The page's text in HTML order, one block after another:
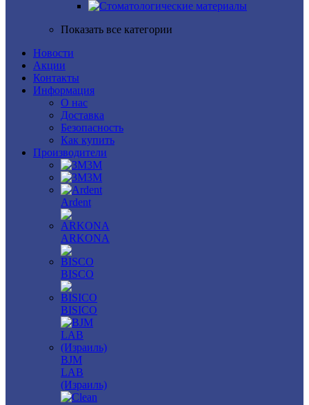
Показать все категории
Новости
Акции
Контакты
Информация
О нас
Доставка
Безопасность
Как купить
Производители
3M
3М
Ardent
ARKONA
BISCO
BISICO
BJM
LAB
(Израиль)